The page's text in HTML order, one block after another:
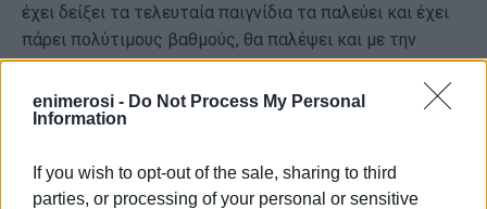
enimerosi - Do Not Process My Personal
Information
If you wish to opt-out of the sale, sharing to third
parties, or processing of your personal or sensitive
έχει δείξει τα τελευταία παιγνίδια τα παλεύει και έχει
πάρει πολύτιμους βαθμούς, θα παλέψει και με την
ΧΑΝΘ τις όποιες πιθανότητες έχει για να πάρει κάτι
θετικό.
A2 Ανδρών